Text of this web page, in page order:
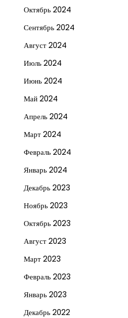
Октябрь 2024
Сентябрь 2024
Август 2024
Июль 2024
Июнь 2024
Май 2024
Апрель 2024
Март 2024
Февраль 2024
Январь 2024
Декабрь 2023
Ноябрь 2023
Октябрь 2023
Август 2023
Март 2023
Февраль 2023
Январь 2023
Декабрь 2022